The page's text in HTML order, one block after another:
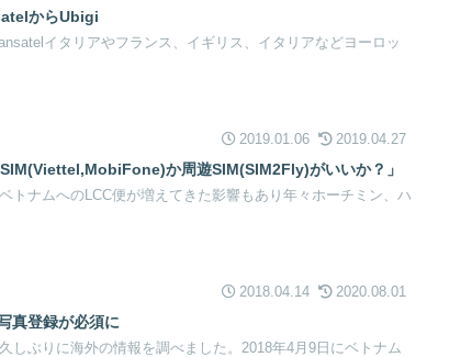
からUbigi
イタリアやフランス、イギリス、イタリアなどヨーロッ
2019.01.06 2019.04.27
か周遊SIM(SIM2Fly)がいいか？」
トナムへのLCC便が増えてきた影響もあり年々ホーチミン、ハ
2018.04.14 2020.08.01
真登録が必須に
しぶりに海外の情報を調べました。2018年4月9日にベトナム